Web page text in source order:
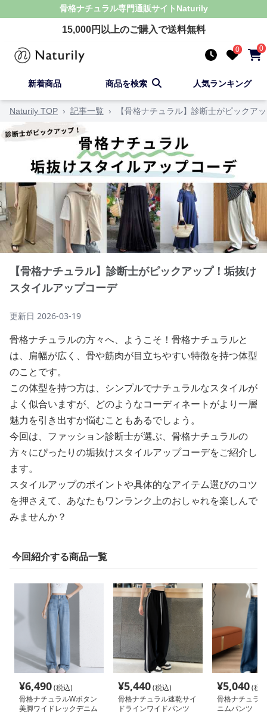
骨格ナチュラル専門通販サイト Naturily
15,000円以上のご購入で送料無料
0 0
新着商品 商品を検索 人気ランキング
Naturily TOP › 記事一覧 › 【骨格ナチュラル】診断士がピックア
【骨格ナチュラル】診断士がピックアップ！垢抜け
スタイルアップコーデ
更新日 2026-03-19
骨格ナチュラルの方々へ、ようこそ！骨格ナチュラルと
は、肩幅が広く、骨や筋肉が目立ちやすい特徴を持つ体型
のことです。
この体型を持つ方は、シンプルでナチュラルなスタイルが
よく似合いますが、どのようなコーディネートがより一層
魅力を引き出すか悩むこともあるでしょう。
今回は、ファッション診断士が選ぶ、骨格ナチュラルの
方々にぴったりの垢抜けスタイルアップコーデをご紹介し
ます。
スタイルアップのポイントや具体的なアイテム選びのコツ
を押さえて、あなたもワンランク上のおしゃれを楽しんで
みませんか？
今回紹介する商品一覧
¥6,490(税込)
骨格ナチュラルWボタン
美脚ワイドレックデニム
¥5,440(税込)
骨格ナチュラル速乾サイ
ドラインワイドパンツ
¥5,040(税
骨格ナチュラ
ニムパンツ